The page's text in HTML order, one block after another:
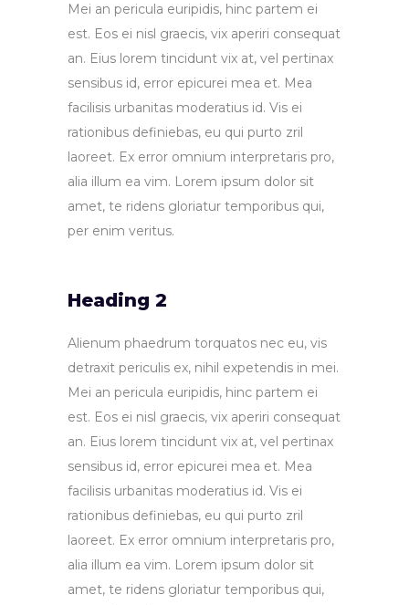
Mei an pericula euripidis, hinc partem ei
est. Eos ei nisl graecis, vix aperiri consequat
an. Eius lorem tincidunt vix at, vel pertinax
sensibus id, error epicurei mea et. Mea
facilisis urbanitas moderatius id. Vis ei
rationibus definiebas, eu qui purto zril
laoreet. Ex error omnium interpretaris pro,
alia illum ea vim. Lorem ipsum dolor sit
amet, te ridens gloriatur temporibus qui,
per enim veritus.
Heading 2
Alienum phaedrum torquatos nec eu, vis
detraxit periculis ex, nihil expetendis in mei.
Mei an pericula euripidis, hinc partem ei
est. Eos ei nisl graecis, vix aperiri consequat
an. Eius lorem tincidunt vix at, vel pertinax
sensibus id, error epicurei mea et. Mea
facilisis urbanitas moderatius id. Vis ei
rationibus definiebas, eu qui purto zril
laoreet. Ex error omnium interpretaris pro,
alia illum ea vim. Lorem ipsum dolor sit
amet, te ridens gloriatur temporibus qui,